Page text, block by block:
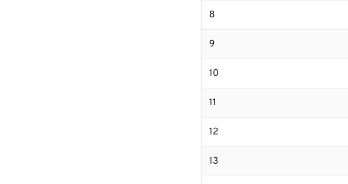
8
9
10
11
12
13